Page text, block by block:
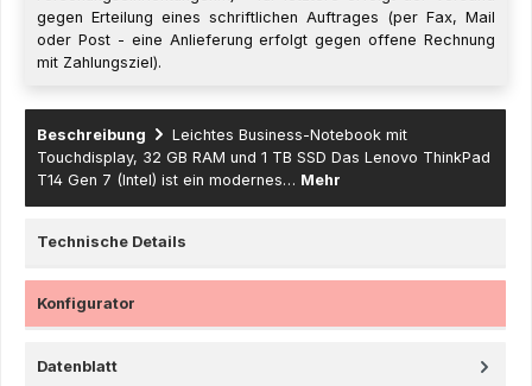
gegen Erteilung eines schriftlichen Auftrages (per Fax, Mail
oder Post - eine Anlieferung erfolgt gegen offene Rechnung
mit Zahlungsziel).
Beschreibung
Leichtes Business-Notebook mit
Touchdisplay, 32 GB RAM und 1 TB SSD Das Lenovo ThinkPad
T14 Gen 7 (Intel) ist ein modernes… Mehr
Technische Details
Konfigurator
Datenblatt